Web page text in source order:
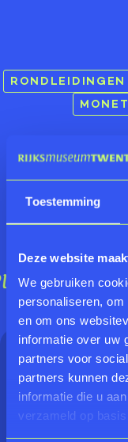
Toestemming
Deze website
We gebruiken
personaliseren,
en om ons
informatie over uw
partners voor
partners kunnen
informatie die u
verzameld op
RONDLEIDINGEN
MONET
Open van